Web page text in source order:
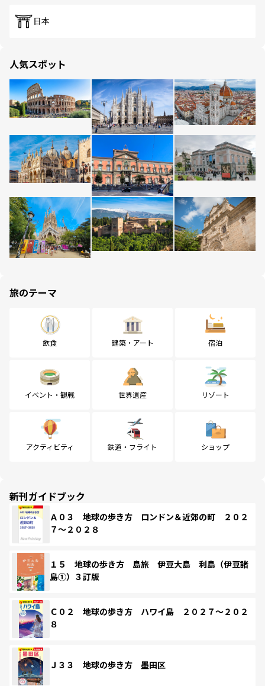
日本
人気スポット
旅のテーマ
飲食 建築・アート 宿泊
イベント・観戦 世界遺産 リゾート
アクティビティ 鉄道・フライト ショップ
新刊ガイドブック
Ａ０３ 地球の歩き方 ロンドン＆近郊の町 ２０２
７～２０２８
１５ 地球の歩き方 島旅 伊豆大島 利島（伊豆諸
島①）３訂版
Ｃ０２ 地球の歩き方 ハワイ島 ２０２７～２０２
８
Ｊ３３ 地球の歩き方 墨田区